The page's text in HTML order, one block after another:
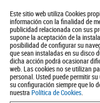
Este sitio web utiliza Cookies
información con la finalidad de
publicidad relacionada con sus
supone la aceptación de la
posibilidad de configurar su
que sean instaladas en su disco
dicha acción podrá ocasionar
web. Las cookies no se utilizan
personal. Usted puede permitir
su configuración siempre que lo
nuestra Política de Cookies.
Quiénes somos